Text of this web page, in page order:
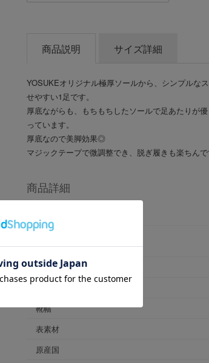
商品説明 サイズ詳細
YOSUKEオリジナル極厚ソールから、シンプルな
せやすい1足です。
厚底ながらも、もちもちしたソールで足あたりが
っています。
厚底なので美脚効果◎
マジックテープで微調整でき、脱ぎ履きも楽ちん
商品詳細
※店舗お問い合わせ用
色
靴幅
表素材
原産国